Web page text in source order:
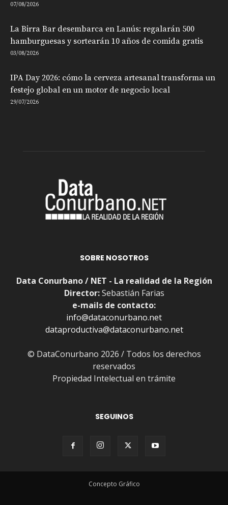
07/08/2026
La Birra Bar desembarca en Lanús: regalarán 500
hamburguesas y sortearán 10 años de comida gratis
03/08/2026
IPA Day 2026: cómo la cerveza artesanal transforma un
festejo global en un motor de negocio local
29/07/2026
SOBRE NOSOTROS
Data Conurbano / NET - La realidad de la Región
Director:Sebastián Farias
e-mails de contacto:
info@dataconurbano.net
dataproductiva@dataconurbano.net
© DataConurbano 2026 / Todos los derechos
reservados
Propiedad Intelectual en trámite
SEGUINOS
Concepto Gráfico